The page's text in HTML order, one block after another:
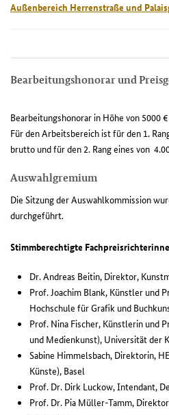
Außenbereich Herrenstraße und
Bearbeitungshonorar und
Bearbeitungshonorar in Höhe von 5000
Für den Arbeitsbereich ist für den 1.
brutto und für den 2. Rang eines von
Auswahlgremium
Die Sitzung der Auswahlkommission
durchgeführt.
Stimmberechtigte
Dr. Andreas Beitin, Direktor,
Prof. Joachim Blank, Künstler und
Hochschule für Grafik und
Prof. Nina Fischer, Künstlerin und
und Medienkunst), Universität der
Sabine Himmelsbach, Direktorin,
Künste), Basel
Prof. Dr. Dirk Luckow, Intendant,
Prof. Dr. Pia Müller-Tamm,